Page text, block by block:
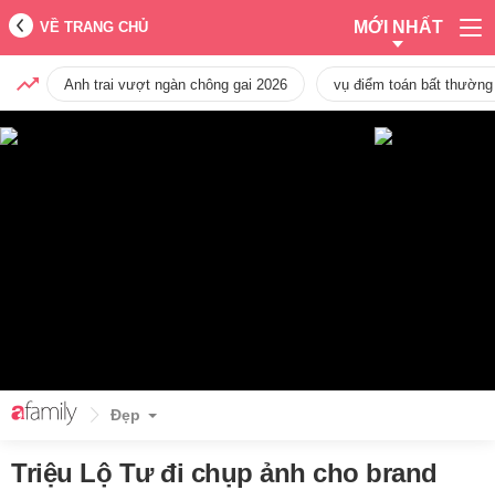
VỀ TRANG CHỦ MỚI NHẤT
Anh trai vượt ngàn chông gai 2026 vụ điểm toán bất
Đẹp
Triệu Lộ Tư đi chụp ảnh cho brand